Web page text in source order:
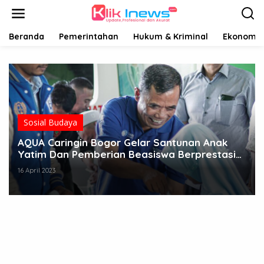
Beranda Pemerintahan Hukum & Kriminal Ekonomi
Sosial Budaya
AQUA Caringin Bogor Gelar Santunan Anak
Yatim Dan Pemberian Beasiswa Berprestasi
Di Desa Muara Jaya
16 April 2023